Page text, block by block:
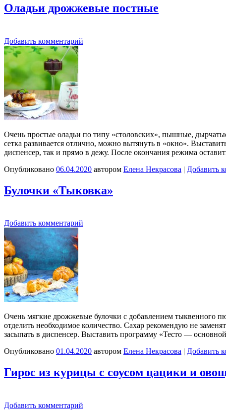
Оладьи дрожжевые постные
Добавить комментарий
Очень простые оладьи по типу «столовских», пышные,
сетка развивается отлично, можно вытянуть в «окно».
диспенсер, так и прямо в дежу. После окончания режима
Опубликовано 06.04.2020 автором Елена Некрасова | Добавить
Булочки «Тыковка»
Добавить комментарий
Очень мягкие дрожжевые булочки с добавлением тыквенного
отделить необходимое количество. Сахар рекомендую не
засыпать в диспенсер. Выставить программу «Тесто —
Опубликовано 01.04.2020 автором Елена Некрасова Добавить
Гирос из курицы с соусом цацики и
Добавить комментарий